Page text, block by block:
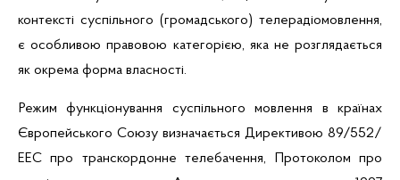
контексті суспільного (громадського) телерадіомовлення,
є особливою правовою категорією, яка не розглядається
як окрема форма власності.
Режим функціонування суспільного мовлення в країнах
Європейського Союзу визначається Директивою 89/552/
ЕЕС про транскордонне телебачення, Протоколом про